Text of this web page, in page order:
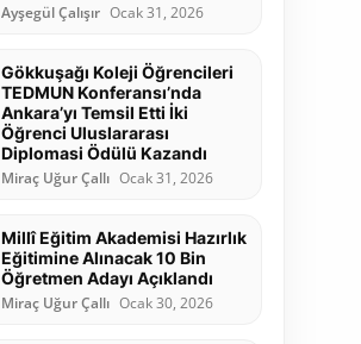
Ayşegül Çalışır Ocak 31, 2026
Gökkuşağı Koleji Öğrencileri
TEDMUN Konferansı’nda
Ankara’yı Temsil Etti İki
Öğrenci Uluslararası
Diplomasi Ödülü Kazandı
Miraç Uğur Çallı Ocak 31, 2026
Millî Eğitim Akademisi Hazırlık
Eğitimine Alınacak 10 Bin
Öğretmen Adayı Açıklandı
Miraç Uğur Çallı Ocak 30, 2026